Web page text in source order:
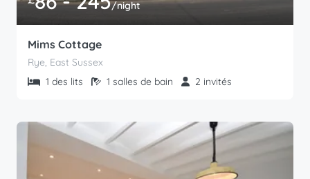
/night
Mims Cottage
Rye, East Sussex
1 des lits
1 salles de bain 2 invités